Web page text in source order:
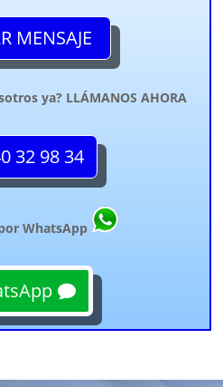
MENSAJE
ya? LLÁMANOS AHORA
32 98 34
WhatsApp